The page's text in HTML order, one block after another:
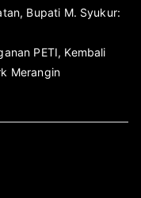
Bupati M. Syukur:
PETI, Kembali
Merangin